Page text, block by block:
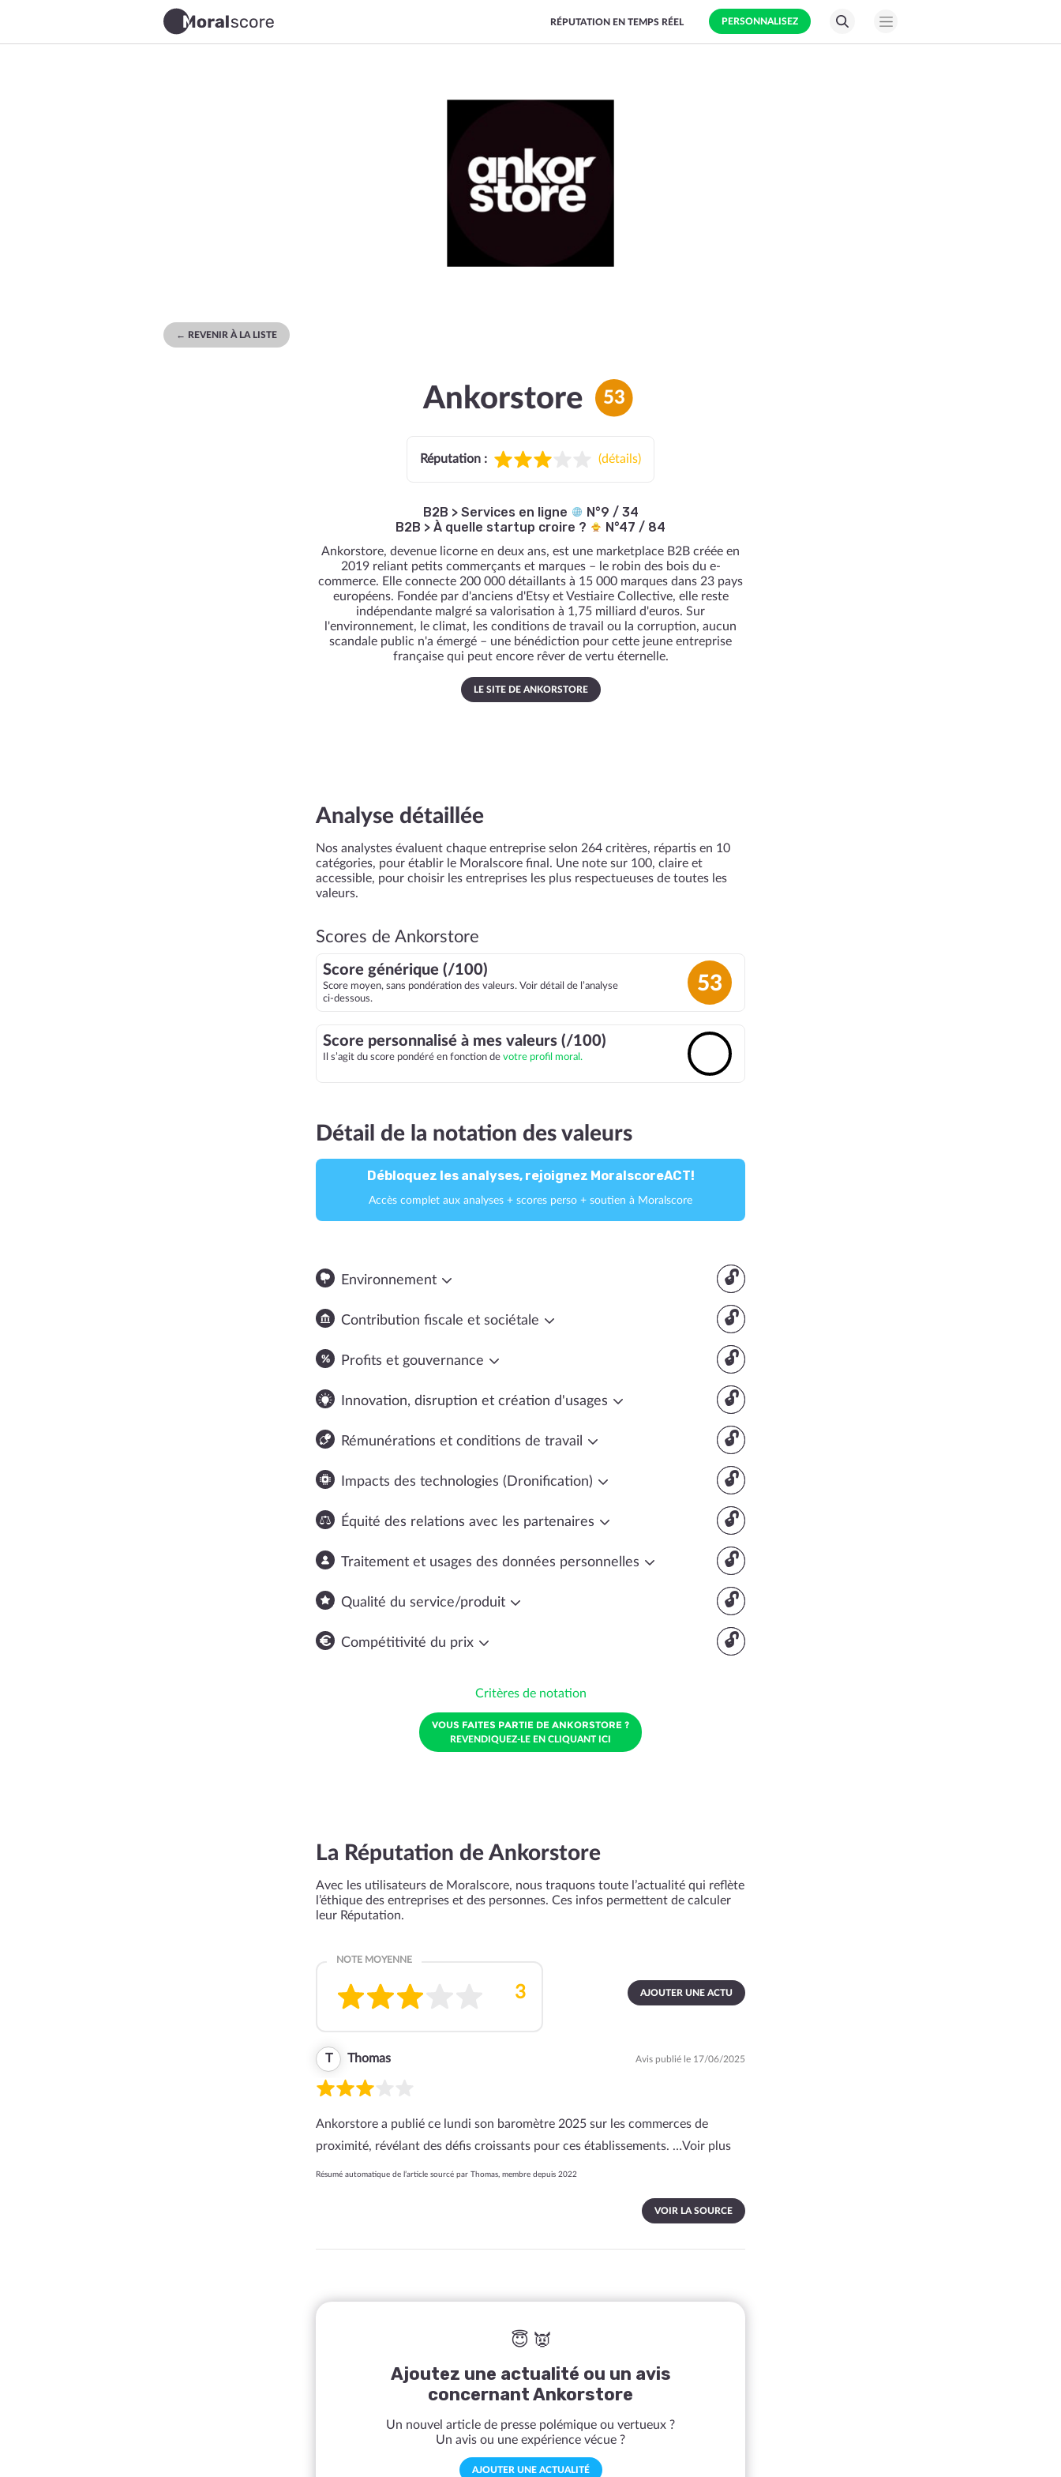
PERSONNALISEZ
RÉPUTATION EN TEMPS RÉEL
← REVENIR À LA LISTE
Ankorstore 53
Réputation : (détails)
B2B > Services en ligne
N°9 / 34
B2B > À quelle startup croire ? N°47 / 84
Ankorstore, devenue licorne en deux ans, est une marketplace B2B créée en
2019 reliant petits commerçants et marques – le robin des bois du e-
commerce. Elle connecte 200 000 détaillants à 15 000 marques dans 23 pays
européens. Fondée par d'anciens d'Etsy et Vestiaire Collective, elle reste
indépendante malgré sa valorisation à 1,75 milliard d'euros. Sur
l'environnement, le climat, les conditions de travail ou la corruption, aucun
scandale public n'a émergé – une bénédiction pour cette jeune entreprise
française qui peut encore rêver de vertu éternelle.
LE SITE DE ANKORSTORE
Analyse détaillée
Nos analystes évaluent chaque entreprise selon 264 critères, répartis en 10
catégories, pour établir le Moralscore final. Une note sur 100, claire et
accessible, pour choisir les entreprises les plus respectueuses de toutes les
valeurs.
Scores de Ankorstore
Score générique (/100)
Score moyen, sans pondération des valeurs. Voir détail de l’analyse
ci-dessous.
53
Score personnalisé à mes valeurs (/100)
Il s’agit du score pondéré en fonction de votre profil moral.
Détail de la notation des valeurs
Débloquez les analyses, rejoignez MoralscoreACT!
Accès complet aux analyses + scores perso + soutien à Moralscore
🔓
Environnement
🔓
Contribution fiscale et sociétale
🔓
Profits et gouvernance
🔓
Innovation, disruption et création d'usages
🔓
Rémunérations et conditions de travail
🔓
Impacts des technologies (Dronification)
🔓
Équité des relations avec les partenaires
🔓
Traitement et usages des données personnelles
🔓
Qualité du service/produit
🔓
Compétitivité du prix
Critères de notation
VOUS FAITES PARTIE DE ANKORSTORE ?
REVENDIQUEZ-LE EN CLIQUANT ICI
La Réputation de Ankorstore
Avec les utilisateurs de Moralscore, nous traquons toute l’actualité qui reflète
l’éthique des entreprises et des personnes. Ces infos permettent de calculer
leur Réputation.
AJOUTER UNE ACTU
3
T Thomas Avis publié le 17/06/2025
Ankorstore a publié ce lundi son baromètre 2025 sur les commerces de
proximité, révélant des défis croissants pour ces établissements. …Voir plus
Résumé automatique de l’article sourcé par Thomas, membre depuis 2022
VOIR LA SOURCE
😇 👿
Ajoutez une actualité ou un avis
concernant Ankorstore
Un nouvel article de presse polémique ou vertueux ?
Un avis ou une expérience vécue ?
AJOUTER UNE ACTUALITÉ